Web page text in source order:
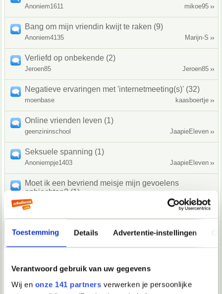
Toestemming Details Advertentie-instellingen
Verantwoord gebruik van uw gegevens
Wij en onze 141 partners verwerken je persoonlijke
Anoniem1611 mikoe95
Bang om mijn vriendin kwijt te raken (9)
Anoniem4135 Marijn-S
Verliefd op onbekende (2)
Jeroen85 Jeroen85
Negatieve ervaringen met 'internetmeeting(s)' (32)
moenbase kaasboertje
Online vrienden leven (1)
geenzininschool JaapieEleven
Seksuele spanning (1)
Anoniempje1403 JaapieEleven
Moet ik een bevriend meisje mijn gevoelens
opbiechten? (1)
Wanhopige jonge JaapieEleven
Anoniem4135 Haller
Disneyprincess
Op iemand verliefd (2)